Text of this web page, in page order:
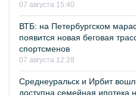
07 августа 15:40
ВТБ: на Петербургском
появится новая беговая
спортсменов
07 августа 12:28
Среднеуральск и Ирбит
доступна семейная ипотека